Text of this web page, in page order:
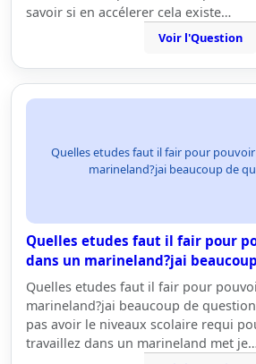
savoir si en accélerer cela existe…
Voir l'Question
Quelles etudes faut il fair pour
marineland?jai beaucoup de
Quelles etudes faut il fair pour
dans un marineland?jai
Quelles etudes faut il fair pour
marineland?jai beaucoup de
pas avoir le niveaux scolaire requi
travaillez dans un marineland met